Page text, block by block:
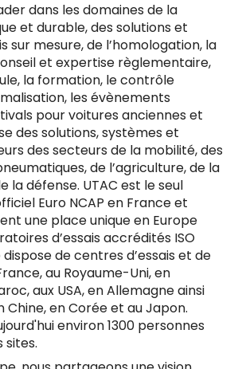
dans les domaines de la
et durable, des solutions et
sur mesure, de l’homologation, la
et expertise règlementaire,
la formation, le contrôle
les évènements
pour voitures anciennes et
des solutions, systèmes et
des secteurs de la mobilité, des
de l’agriculture, de la
la défense. UTAC est le seul
Euro NCAP en France et
une place unique en Europe
d’essais accrédités ISO
dispose de centres d’essais et de
au Royaume-Uni, en
aux USA, en Allemagne ainsi
Chine, en Corée et au Japon.
environ 1300 personnes
sites.